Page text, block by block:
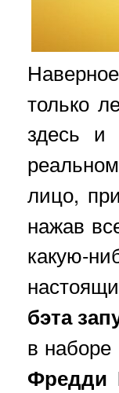
только
здесь и
лицо,
нажав
какую-
бэта
в наборе
Фредди